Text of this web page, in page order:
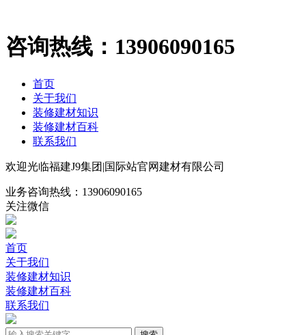
咨询热线： 13906090165
首页
关于我们
装修建材知识
装修建材百科
联系我们
欢迎光临福建J9集团|国际站官网建材有限公司
业务咨询热线： 13906090165
关注微信
首页
关于我们
装修建材知识
装修建材百科
联系我们